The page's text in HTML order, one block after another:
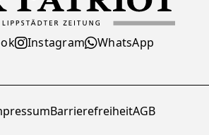
Instagram WhatsApp
BarrierefreiheitAGB